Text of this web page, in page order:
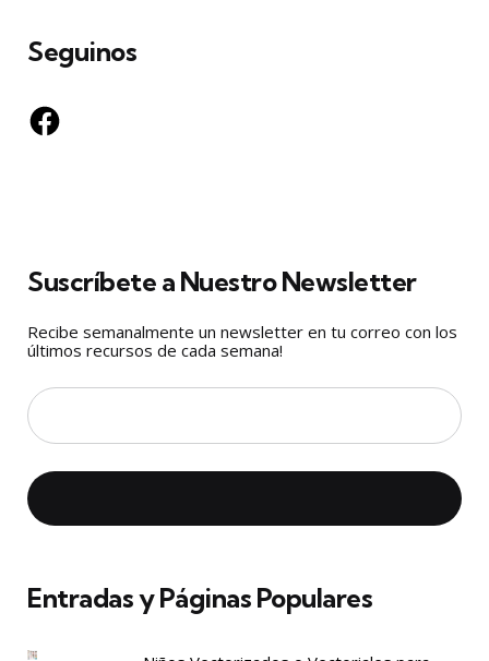
Seguinos
Facebook
Suscríbete a Nuestro Newsletter
Recibe semanalmente un newsletter en tu correo con los
últimos recursos de cada semana!
Entradas y Páginas Populares